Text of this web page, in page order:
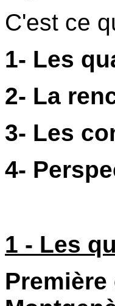
C'est ce
1- Les
2- La
3- Les
4-
1 - Les